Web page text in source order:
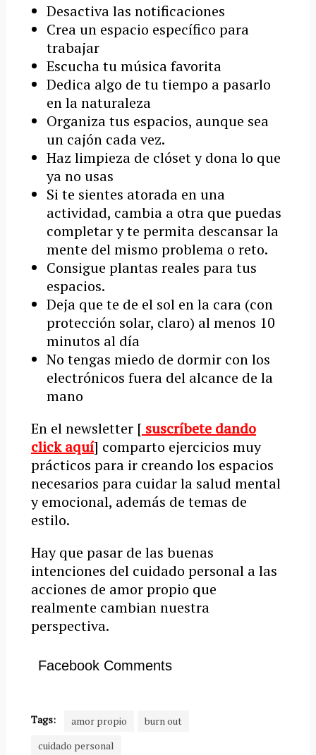
Desactiva las notificaciones
Crea un espacio específico para
trabajar
Escucha tu música favorita
Dedica algo de tu tiempo a pasarlo
en la naturaleza
Organiza tus espacios, aunque sea
un cajón cada vez.
Haz limpieza de clóset y dona lo que
ya no usas
Si te sientes atorada en una
actividad, cambia a otra que puedas
completar y te permita descansar la
mente del mismo problema o reto.
Consigue plantas reales para tus
espacios.
Deja que te de el sol en la cara (con
protección solar, claro) al menos 10
minutos al día
No tengas miedo de dormir con los
electrónicos fuera del alcance de la
mano
En el newsletter [ suscríbete dando
click aquí] comparto ejercicios muy
prácticos para ir creando los espacios
necesarios para cuidar la salud mental
y emocional, además de temas de
estilo.
Hay que pasar de las buenas
intenciones del cuidado personal a las
acciones de amor propio que
realmente cambian nuestra
perspectiva.
Facebook Comments
Tags: amor propio
burn out
cuidado personal